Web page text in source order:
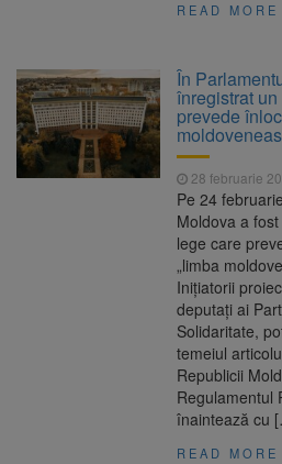
READ MORE
În
înregistrat
prevede
28 februarie
Pe 24
Moldova a
lege care
„limba
Inițiatorii
deputați ai
Solidaritate,
temeiul
Republicii
Regulamentul
înaintează cu
READ MORE